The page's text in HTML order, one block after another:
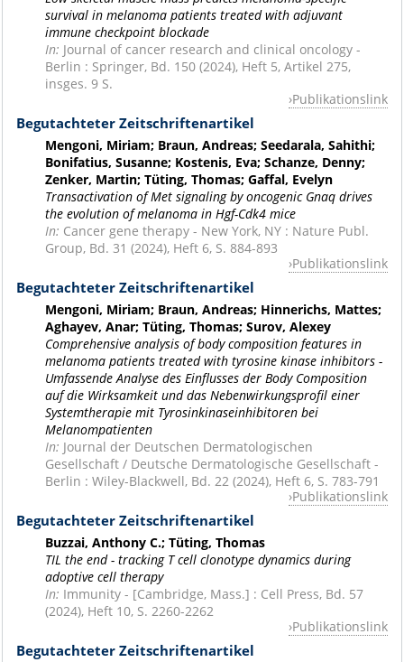
survival in melanoma patients treated with adjuvant
immune checkpoint blockade
In: Journal of cancer research and clinical oncology -
Berlin : Springer, Bd. 150 (2024), Heft 5, Artikel 275,
insges. 9 S.
Publikationslink
Begutachteter Zeitschriftenartikel
Mengoni, Miriam; Braun, Andreas; Seedarala, Sahithi;
Bonifatius, Susanne; Kostenis, Eva; Schanze, Denny;
Zenker, Martin; Tüting, Thomas; Gaffal, Evelyn
Transactivation of Met signaling by oncogenic Gnaq drives
the evolution of melanoma in Hgf-Cdk4 mice
In: Cancer gene therapy - New York, NY : Nature Publ.
Group, Bd. 31 (2024), Heft 6, S. 884-893
Publikationslink
Begutachteter Zeitschriftenartikel
Mengoni, Miriam; Braun, Andreas; Hinnerichs, Mattes;
Aghayev, Anar; Tüting, Thomas; Surov, Alexey
Comprehensive analysis of body composition features in
melanoma patients treated with tyrosine kinase inhibitors -
Umfassende Analyse des Einflusses der Body Composition
auf die Wirksamkeit und das Nebenwirkungsprofil einer
Systemtherapie mit Tyrosinkinaseinhibitoren bei
Melanompatienten
In: Journal der Deutschen Dermatologischen
Gesellschaft / Deutsche Dermatologische Gesellschaft -
Berlin : Wiley-Blackwell, Bd. 22 (2024), Heft 6, S. 783-791
Publikationslink
Begutachteter Zeitschriftenartikel
Buzzai, Anthony C.; Tüting, Thomas
TIL the end - tracking T cell clonotype dynamics during
adoptive cell therapy
In: Immunity - [Cambridge, Mass.] : Cell Press, Bd. 57
(2024), Heft 10, S. 2260-2262
Publikationslink
Begutachteter Zeitschriftenartikel